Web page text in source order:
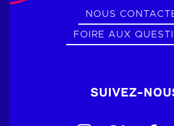
NOUS
FOIRE AUX
SUIVEZ-